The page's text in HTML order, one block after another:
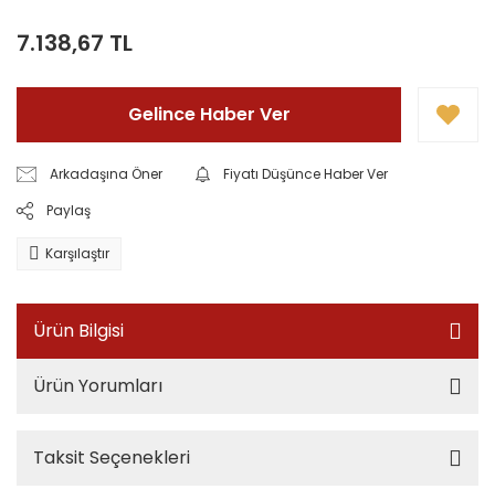
7.138,67 TL
Gelince Haber Ver
Arkadaşına Öner
Fiyatı Düşünce Haber Ver
Paylaş
Karşılaştır
Ürün Bilgisi
Ürün Yorumları
Taksit Seçenekleri